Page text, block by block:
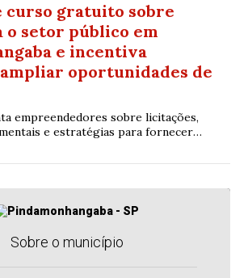
curso gratuito sobre
o setor público em
e incentiva
oportunidades de
empreendedores sobre licitações,
e estratégias para fornecer
Sobre o município